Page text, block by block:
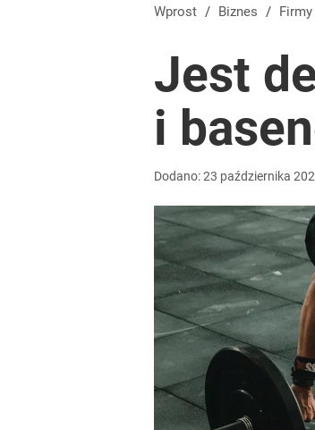
Wrze po roku Nawrockiego.
Dobra passa złotego trwa. Kursy
Farmacja: wzrost pod presją. co
Wprost / Biznes /
Jest
i
Dodano:23 października